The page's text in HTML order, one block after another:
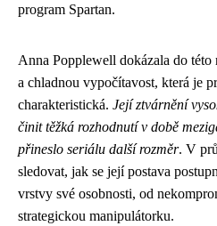
program Spartan.
Anna Popplewell dokázala do této
a chladnou vypočítavost, která je
charakteristická. Její ztvárnění
činit těžká rozhodnutí v době
přineslo seriálu další rozměr. V
sledovat, jak se její postava
vrstvy své osobnosti, od
strategickou manipulátorku.